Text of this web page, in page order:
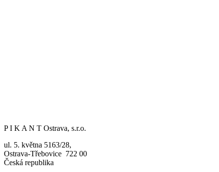
P I K A N T Ostrava, s.r.o.
ul. 5. května 5163/28,
Ostrava-Třebovice 722 00
Česká republika